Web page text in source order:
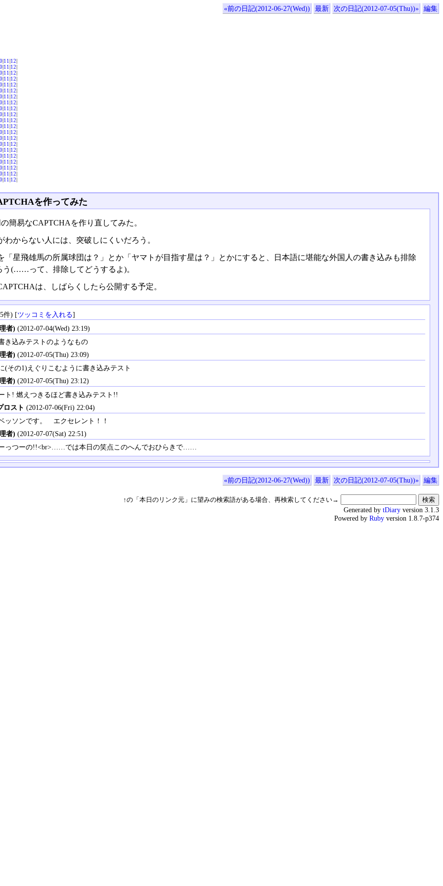
«前の日記(2012-06-27(Wed)) 最新 次の日記(2012-07-05(Thu))» 編集
|11|12|
|11|12|
|11|12|
|11|12|
|11|12|
|11|12|
|11|12|
|11|12|
|11|12|
|11|12|
|11|12|
|11|12|
|11|12|
|11|12|
|11|12|
|11|12|
|11|12|
|11|12|
|11|12|
|11|12|
|11|12|
を作ってみた
簡易なCAPTCHAを作り直してみた。
わからない人には、突破しにくいだろう。
「星飛雄馬の所属球団は？」とか「ヤマトが目指す星は？」とかにすると、日本語に堪能な外国人の書き込みも排除
う(……って、排除してどうするよ)。
は、しばらくしたら公開する予定。
件) [ツッコミを入れる]
者) (2012-07-04(Wed) 23:19)
き込みテストのようなもの
者) (2012-07-05(Thu) 23:09)
(その1)えぐりこむように書き込みテスト
者) (2012-07-05(Thu) 23:12)
ト! 燃えつきるほど書き込みテスト!!
ロスト (2012-07-06(Fri) 22:04)
ッソンです。 エクセレント！！
者) (2012-07-07(Sat) 22:51)
っつーの!!<br>……では本日の笑点このへんでおひらきで……
«前の日記(2012-06-27(Wed)) 最新 次の日記(2012-07-05(Thu))» 編集
↑の「本日のリンク元」に望みの検索語がある場合、再検索してください→
Generated by tDiary version 3.1.3
Powered by Ruby version 1.8.7-p374